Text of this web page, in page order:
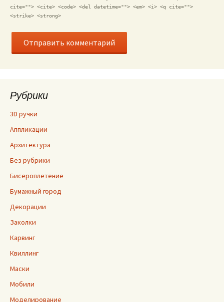
cite=""> <cite> <code> <del datetime=""> <em> <i> <q cite="">
<strike> <strong>
Рубрики
3D ручки
Аппликации
Архитектура
Без рубрики
Бисероплетение
Бумажный город
Декорации
Заколки
Карвинг
Квиллинг
Маски
Мобили
Моделирование